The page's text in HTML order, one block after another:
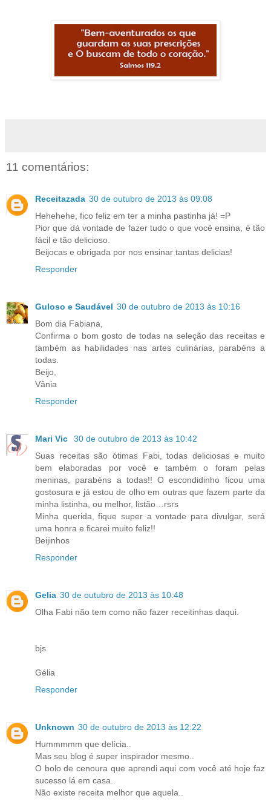
11 comentários:
Receitazada 30 de outubro de 2013 às 09:08
Hehehehe, fico feliz em ter a minha pastinha já! =P
Pior que dá vontade de fazer tudo o que você ensina, é tão
fácil e tão delicioso.
Beijocas e obrigada por nos ensinar tantas delicias!
Responder
Guloso e Saudável 30 de outubro de 2013 às 10:16
Bom dia Fabiana,
Confirma o bom gosto de todas na seleção das receitas e
também as habilidades nas artes culinárias, parabéns a
todas.
Beijo,
Vânia
Responder
Mari Vic
30 de outubro de 2013 às 10:42
Suas receitas são ótimas Fabi, todas deliciosas e muito
bem elaboradas por você e também o foram pelas
meninas, parabéns a todas!! O escondidinho ficou uma
gostosura e já estou de olho em outras que fazem parte da
minha listinha, ou melhor, listão…rsrs
Minha querida, fique super a vontade para divulgar, será
uma honra e ficarei muito feliz!!
Beijinhos
Responder
Gelia 30 de outubro de 2013 às 10:48
Olha Fabi não tem como não fazer receitinhas daqui.
bjs
Gélia
Responder
Unknown 30 de outubro de 2013 às 12:22
Hummmmm que delícia..
Mas seu blog é super inspirador mesmo..
O bolo de cenoura que aprendi aqui com você até hoje faz
sucesso lá em casa..
Não existe receita melhor que aquela..